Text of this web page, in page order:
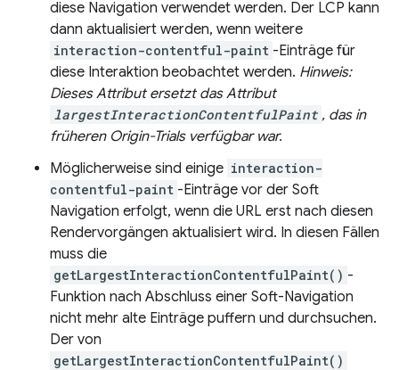
diese Navigation verwendet werden. Der LCP kann
dann aktualisiert werden, wenn weitere
interaction-contentful-paint -Einträge für
diese Interaktion beobachtet werden. Hinweis:
Dieses Attribut ersetzt das Attribut
largestInteractionContentfulPaint , das in
früheren Origin-Trials verfügbar war.
Möglicherweise sind einige interaction-
contentful-paint -Einträge vor der Soft
Navigation erfolgt, wenn die URL erst nach diesen
Rendervorgängen aktualisiert wird. In diesen Fällen
muss die
getLargestInteractionContentfulPaint() -
Funktion nach Abschluss einer Soft-Navigation
nicht mehr alte Einträge puffern und durchsuchen.
Der von
getLargestInteractionContentfulPaint()